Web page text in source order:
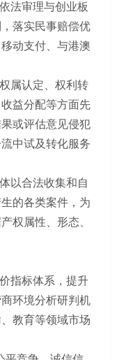
法审理与创业板
落实民事赔偿优
动支付、与港澳
属认定、权利转
益分配等方面先
或评估意见侵犯
中试及转化服务
以合法收集和自
的各类案件，为
权属性、形态、
指标体系，提升
环境分析研判机
教育等领域市场